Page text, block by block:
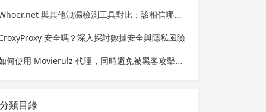
與其他洩漏檢測工具對比：該相信哪一個？
安全嗎？深入探討數據安全與隱私風險
何使用 Movierulz 代理，同時避免被黑客攻擊、追蹤或封鎖
分類目錄